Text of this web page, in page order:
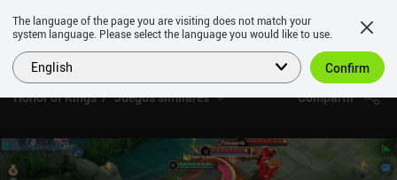
Honor of Kings Juegos similares Compartir
The language of the page you are visiting does not match your
system language. Please select the language you would like to use.
English Confirm